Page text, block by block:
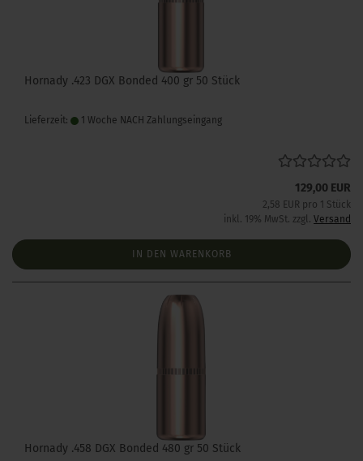
Hornady .423 DGX Bonded 400 gr 50 Stück
Lieferzeit: 1 Woche NACH Zahlungseingang
129,00 EUR
2,58 EUR pro 1 Stück
inkl. 19% MwSt. zzgl. Versand
IN DEN WARENKORB
Hornady .458 DGX Bonded 480 gr 50 Stück